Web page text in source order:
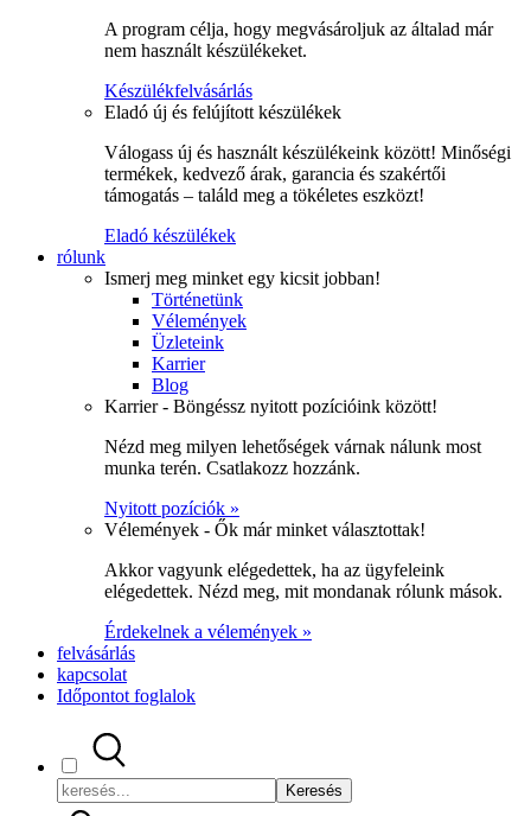
A program célja, hogy megvásároljuk az általad már
nem használt készülékeket.
Készülékfelvásárlás
Eladó új és felújított készülékek
Válogass új és használt készülékeink között! Minőségi
termékek, kedvező árak, garancia és szakértői
támogatás – találd meg a tökéletes eszközt!
Eladó készülékek
rólunk
Ismerj meg minket egy kicsit jobban!
Történetünk
Vélemények
Üzleteink
Karrier
Blog
Karrier - Böngéssz nyitott pozícióink között!
Nézd meg milyen lehetőségek várnak nálunk most
munka terén. Csatlakozz hozzánk.
Nyitott pozíciók »
Vélemények - Ők már minket választottak!
Akkor vagyunk elégedettek, ha az ügyfeleink
elégedettek. Nézd meg, mit mondanak rólunk mások.
Érdekelnek a vélemények »
felvásárlás
kapcsolat
Időpontot foglalok
Keresés